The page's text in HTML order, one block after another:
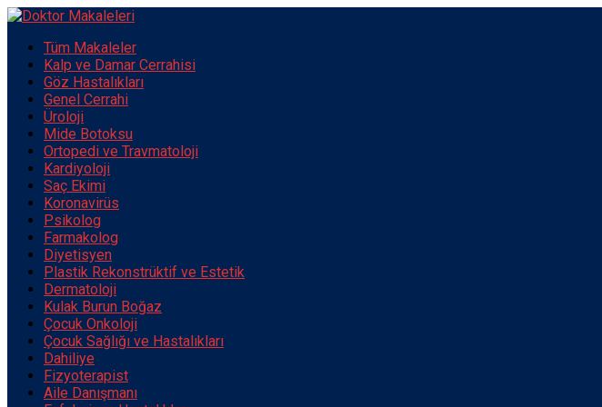
Tüm Makaleler
Kalp ve Damar Cerrahisi
Göz Hastalıkları
Genel Cerrahi
Üroloji
Mide Botoksu
Ortopedi ve Travmatoloji
Kardiyoloji
Saç Ekimi
Koronavirüs
Psikolog
Farmakolog
Diyetisyen
Plastik Rekonstrüktif ve Estetik
Dermatoloji
Kulak Burun Boğaz
Çocuk Onkoloji
Çocuk Sağlığı ve Hastalıkları
Dahiliye
Fizyoterapist
Aile Danışmanı